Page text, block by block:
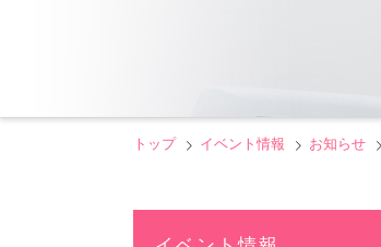
トップ イベント情報 お知らせ